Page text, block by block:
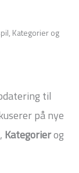
Kategorier og
til
på nye
, Kategorierog